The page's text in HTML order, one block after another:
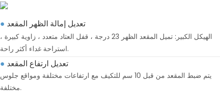
● تعديل إمالة الظهر المقعد
الهيكل الكبير: تميل المقعد الظهر 23 درجة ، قفل العتاد متعدد ، زاوية كبيرة ،
استراحة غداء أكثر راحة.
● تعديل ارتفاع المقعد
يتم ضبط المقعد من قبل 10 سم للتكيف مع ارتفاعات مختلفة ومواقع جلوس
مختلفة.